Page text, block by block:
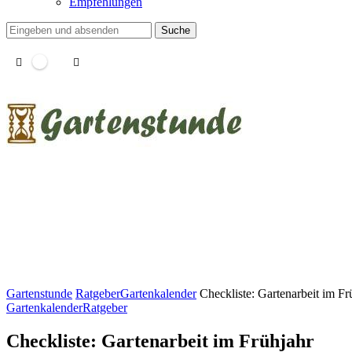
Suche
Gartenstunde RatgeberGartenkalender Checkliste: Gartenarbeit im
GartenkalenderRatgeber
Checkliste: Gartenarbeit im Frühjahr